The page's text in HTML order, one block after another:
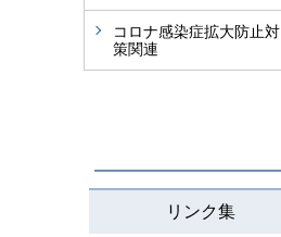
コロナ感染症拡大防止対
策関連
リンク集